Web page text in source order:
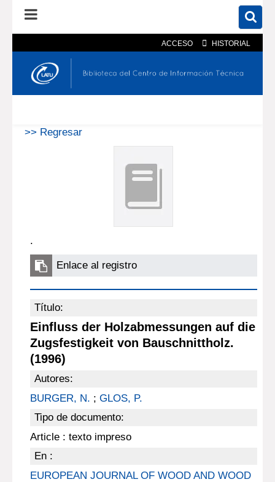
ACCESO HISTORIAL
En el catálogo En el sitio
>> Regresar
.
Enlace al registro
Título:
Einfluss der Holzabmessungen auf die
Zugsfestigkeit von Bauschnittholz.
(1996)
Autores:
BURGER, N. ; GLOS, P.
Tipo de documento:
Article : texto impreso
En :
EUROPEAN JOURNAL OF WOOD AND WOOD